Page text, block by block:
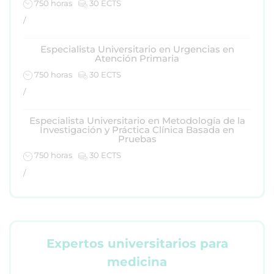
750 horas
30 ECTS
/
Especialista Universitario en Urgencias en
Atención Primaria
750 horas
30 ECTS
/
Especialista Universitario en Metodología de la
Investigación y Práctica Clínica Basada en
Pruebas
750 horas
30 ECTS
/
Expertos universitarios para
medicina